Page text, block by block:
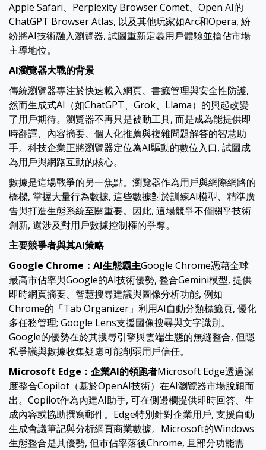
Apple Safari、Perplexity Browser Comet、Open AI的
ChatGPT Browser Atlas, 以及其他玩家如Arc和Opera, 紛
紛將AI技術融入瀏覽器, 試圖重新定義用戶體驗並搶佔市場
主導地位。
AI瀏覽器大戰的背景
傳統瀏覽器專注於快速載入網頁、書籤管理與安全性防護,
然而生成式AI（如ChatGPT、Grok、Llama）的興起改變
了用戶期待。瀏覽器不再只是被動工具, 而是成為能提供即
時翻譯、內容摘要、個人化推薦與複雜問題解答的智慧助
手。科技企業正將瀏覽器定位為AI驅動的數位入口, 試圖成
為用戶與網路互動的核心。
數據是這場戰爭的另一焦點。瀏覽器作為用戶與網際網路的
橋樑, 掌握大量行為數據, 這些數據對於訓練AI模型、精準廣
告與打造生態系統至關重要。因此, 這場競爭不僅關乎技術
創新, 還涉及對用戶數據控制權的爭奪。
主要競爭者與其AI策略
Google Chrome：AI生態霸主Google Chrome憑藉全球
最高市佔率與Google的AI技術優勢, 整合Gemini模型, 提供
即時網頁摘要、智慧搜尋建議與圖像分析功能, 例如
Chrome的「Tab Organizer」利用AI自動分類標籤頁, 優化
多任務管理; Google Lens支援圖像搜尋與文字識別。
Google的優勢在於其搜尋引擎與雲端生態的無縫整合, 但隱
私爭議與數據收集疑慮可能削弱用戶信任。
Microsoft Edge：企業AI的領跑者Microsoft Edge透過深
度整合Copilot（基於OpenAI技術）在AI瀏覽器市場脫穎而
出。Copilot作為內建AI助手, 可在側邊欄提供即時回答、生
成內容或協助撰寫郵件。Edge特別針對企業用戶, 支援自動
生成會議筆記與分析網頁商業數據。Microsoft的Windows
生態整合是其優勢, 但市佔率落後Chrome, 且部分功能需